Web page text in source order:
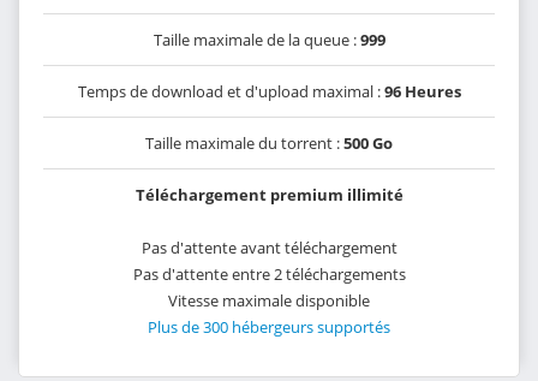
Taille maximale de la queue :999
Temps de download et d'upload maximal :96 Heures
Taille maximale du torrent :500 Go
Téléchargement premium illimité
Pas d'attente avant téléchargement
Pas d'attente entre 2 téléchargements
Vitesse maximale disponible
Plus de 300 hébergeurs supportés